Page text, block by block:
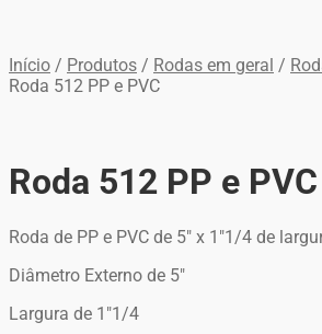
Início / Produtos / Rodas em geral /
Roda 512 PP e PVC
Roda 512 PP e PVC
Roda de PP e PVC de 5″ x 1″1/4 de
Diâmetro Externo de 5″
Largura de 1″1/4